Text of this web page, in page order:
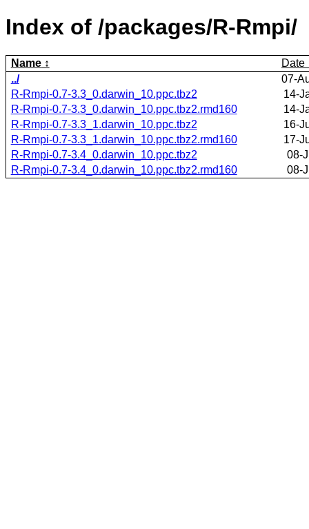
Index of /packages/R-Rmpi/
Name
Date
../
07-
R-Rmpi-0.7-3.3_0.darwin_10.ppc.tbz2
14-
R-Rmpi-0.7-3.3_0.darwin_10.ppc.tbz2.rmd160
14-
R-Rmpi-0.7-3.3_1.darwin_10.ppc.tbz2
16-
R-Rmpi-0.7-3.3_1.darwin_10.ppc.tbz2.rmd160
17-
R-Rmpi-0.7-3.4_0.darwin_10.ppc.tbz2
08-
R-Rmpi-0.7-3.4_0.darwin_10.ppc.tbz2.rmd160
08-